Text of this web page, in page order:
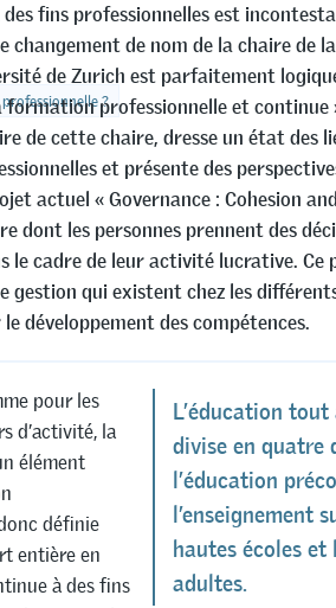
?
fins professionnelles est
changement de nom de la chaire de
de Zurich est parfaitement
formation professionnelle et
de cette chaire, dresse un état des
et présente des
actuel « Governance : Cohesion
dont les personnes prennent des
cadre de leur activité lucrative. Ce
gestion qui existent chez les
développement des compétences.
L’éducation
divise en quatre
l’éducation
l’enseignement
hautes écoles et
adultes.
pour les
d’activité, la
élément
définie
entière en
à des fins